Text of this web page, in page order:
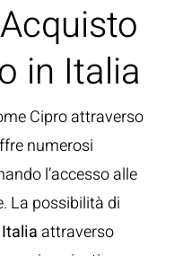
in Italia
Cipro attraverso
numerosi
l’accesso alle
La possibilità di
attraverso